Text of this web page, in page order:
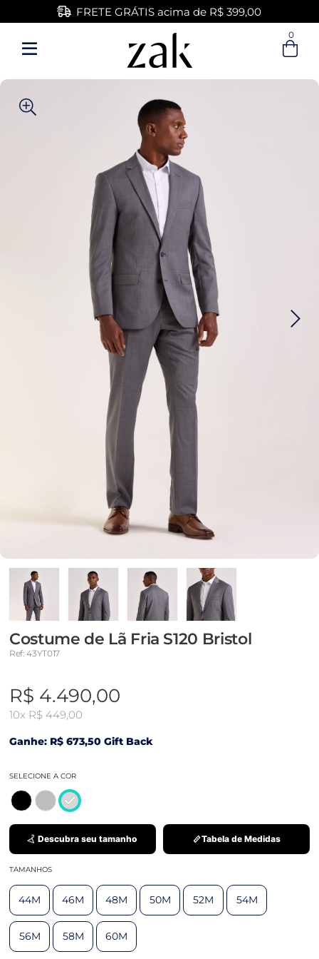
Entre com email ou cpf/cnpj
Criar nova conta
FRETE GRÁTIS acima de R$ 399,00
0
Costume de Lã Fria S120 Bristol
Ref: 43YT017
R$ 4.490,00
10x R$ 449,00
Ganhe: R$ 673,50 Gift Back
SELECIONE A COR
Descubra seu tamanho Tabela de Medidas
TAMANHOS
44M 46M 48M 50M 52M 54M
56M 58M 60M